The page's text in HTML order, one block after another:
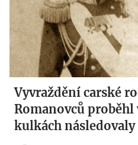
Vyvraždění carské
Romanovců proběhl
kulkách